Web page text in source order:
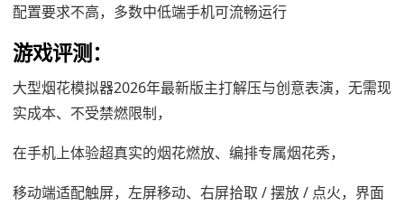
配置要求不高，多数中低端手机可流畅运行
游戏评测：
大型烟花模拟器2026年最新版主打解压与创意表演，无需现
实成本、不受禁燃限制，
在手机上体验超真实的烟花燃放、编排专属烟花秀，
移动端适配触屏，左屏移动、右屏拾取 / 摆放 / 点火，界面